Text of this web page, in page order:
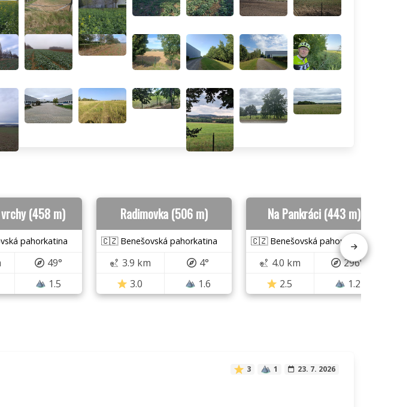
(458 m)
pahorkatina
49°
1.5
Radimovka (506 m)
🇨🇿 Benešovská pahorkatina
3.9 km
4°
3.0
1.6
Na Pankráci (443 m)
🇨🇿 Benešovská pahorkatina
4.0 km
296°
2.5
1.2
3 1 23. 7. 2026